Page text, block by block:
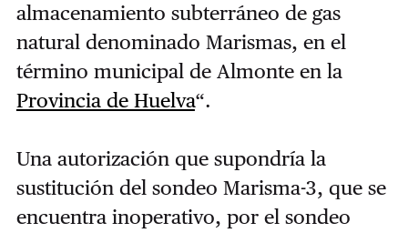
almacenamiento subterráneo de gas
natural denominado Marismas, en el
término municipal de Almonte en la
Provincia de Huelva“.
Una autorización que supondría la
sustitución del sondeo Marisma-3, que se
encuentra inoperativo, por el sondeo